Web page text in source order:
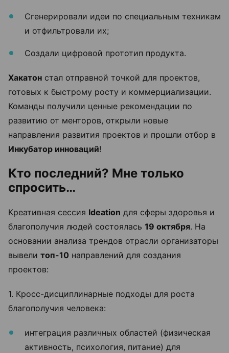
Сгенерировали идеи по специальным техникам
и отфильтровали их;
Создали цифровой прототип продукта.
Хакатон стал отправной точкой для проектов,
готовых к быстрому росту и коммерциализации.
Команды получили ценные рекомендации по
развитию от менторов, открыли новые
направления развития проектов и прошли отбор в
Инкубатор инноваций!
Кто последний? Мне только
спросить…
Креативная сессия Ideation для сферы здоровья и
благополучия людей состоялась 19 октября. На
основании анализа трендов отрасли организаторы
вывели топ-10 направлений для создания
проектов:
1. Кросс-дисциплинарные подходы для роста
благополучия человека:
интеграция различных областей (физическая
активность, психология, питание) для